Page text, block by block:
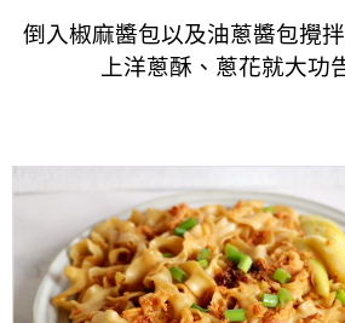
倒入椒麻醬包以及油蔥醬包攪
上洋蔥酥、 蔥花就大功